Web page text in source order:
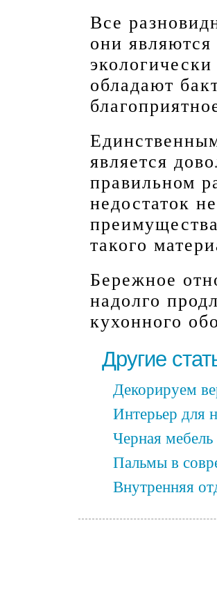
Все
они
обладают
является
правильном
недостаток
такого
Бережное
надолго
кухонного
Другие
Декорируем
Интерьер для
Черная
Пальмы в
Внутренняя